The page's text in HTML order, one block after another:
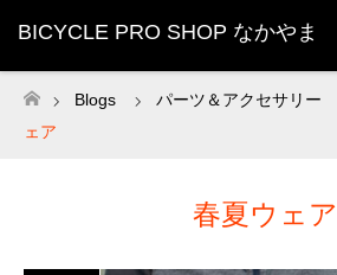
BICYCLE PRO SHOP なかやま
ホーム
Blogs パーツ＆アクセサリー
ェア
春夏ウェア